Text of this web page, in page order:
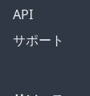
API
サポート